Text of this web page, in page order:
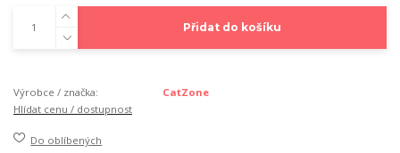
Přidat do košíku
Výrobce / značka:
CatZone
Hlídat cenu / dostupnost
Do oblíbených